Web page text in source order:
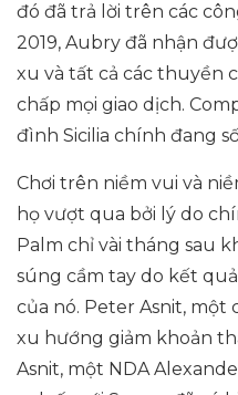
đó đã trả lời trên các
2019, Aubry đã nhận
xu và tất cả các thuyền
chấp mọi giao dịch.
đình Sicilia chính đang
Chơi trên niềm vui và
họ vượt qua bởi lý do
Palm chỉ vài tháng sau
súng cầm tay do kết
của nó. Peter Asnit, một
xu hướng giảm khoản
Asnit, một NDA